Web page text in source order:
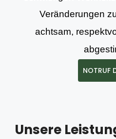
Veränderungen
achtsam,
NOTRUF
Unsere